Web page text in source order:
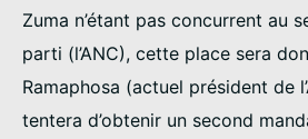
Zuma n’étant pas concurrent au
parti (l’ANC), cette place sera
Ramaphosa (actuel président de
tentera d’obtenir un second